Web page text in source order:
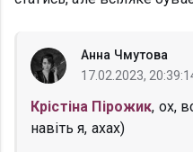
Анна Чмутова
17.02.2023,
Крістіна Пірожик, ох,
навіть я, ахах)